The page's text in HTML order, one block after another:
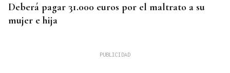
Deberá pagar 31.000 euros por el maltrato a su
mujer e hija